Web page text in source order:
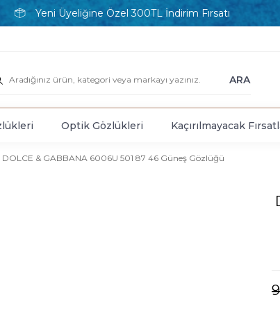
Yeni Üyeliğine Özel 300TL İndirim Fırsatı
ARA
Optik Gözlükleri Kaçırılmayacak
DOLCE & GABBANA 6006U 501 87 46 Güneş Gözlüğü